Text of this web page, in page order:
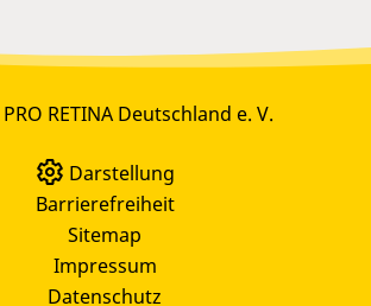
RETINA Deutschland e. V.
Darstellung
Barrierefreiheit
Sitemap
Impressum
Datenschutz